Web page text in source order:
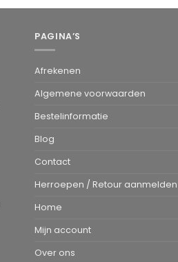
PAGINA’S
Afrekenen
Algemene voorwaarden
Bestelinformatie
Blog
Contact
Herroepen / Retour aanmelden
Home
Mijn account
Over ons